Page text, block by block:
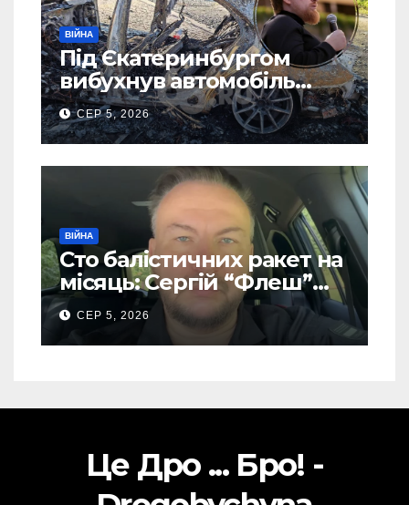
ВІЙНА
Під Єкатеринбургом
вибухнув автомобіль
голови компанії-
виробника дронів “Упир”
– перші подробиці
СЕР 5, 2026
ВІЙНА
Сто балістичних ракет на
місяць: Сергій “Флеш”
закликав українців
готуватися до гіршого
СЕР 5, 2026
Це Дро ... Бро! -